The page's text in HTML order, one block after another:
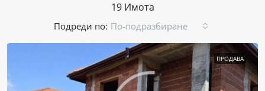
19 Имотa
Подреди по: По-подразбиране
ПРОДАВА